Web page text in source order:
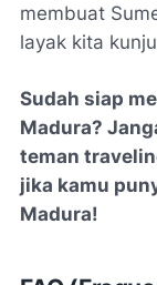
membuat
layak kita
Sudah siap
Madura?
teman
jika kamu
Madura!